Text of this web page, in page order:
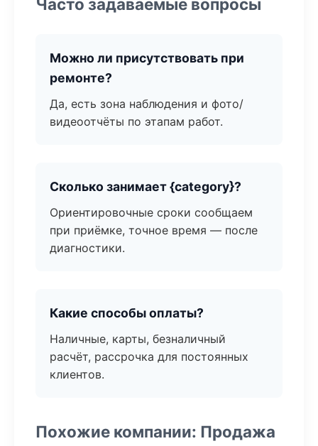
Часто задаваемые вопросы
Можно ли присутствовать при
ремонте?
Да, есть зона наблюдения и фото/
видеоотчёты по этапам работ.
Сколько занимает {category}?
Ориентировочные сроки сообщаем
при приёмке, точное время — после
диагностики.
Какие способы оплаты?
Наличные, карты, безналичный
расчёт, рассрочка для постоянных
клиентов.
Похожие компании: Продажа